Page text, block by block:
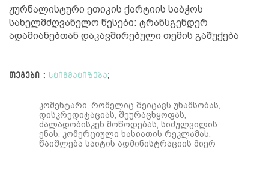
ჟურნალისტური ეთიკის ქარტიის საბჭოს
სახელმძღვანელო წესები: ტრანსგენდერ
ადამიანებთან დაკავშირებული თემის გაშუქება
თეგები : სტიგმატიზება ;
კომენტარი, რომელიც შეიცავს უხამსობას,
დისკრედიტაციას, შეურაცხყოფას,
ძალადობისკენ მოწოდებას, სიძულვილის
ენას, კომერციული ხასიათის რეკლამას,
წაიშლება საიტის ადმინისტრაციის მიერ